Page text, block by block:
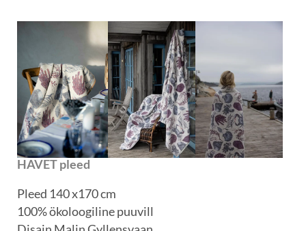
HAVET pleed
Pleed 140 x170 cm
100% ökoloogiline puuvill